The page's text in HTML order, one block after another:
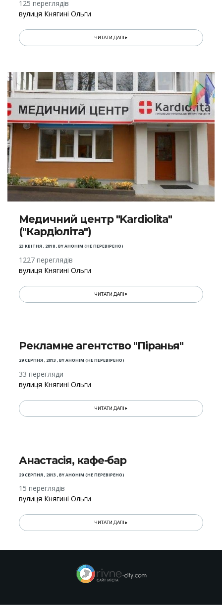
125 переглядів
вулиця Княгині Ольги
ЧИТАТИ ДАЛІ
Медичний центр "Kardiolita"
("Кардіоліта")
23 КВІТНЯ , 2018,BYАНОНІМ (НЕ ПЕРЕВІРЕНО)
1227 переглядів
вулиця Княгині Ольги
ЧИТАТИ ДАЛІ
Рекламне агентство "Піранья"
29 СЕРПНЯ , 2013 ,BYАНОНІМ (НЕ ПЕРЕВІРЕНО)
33 перегляди
вулиця Княгині Ольги
ЧИТАТИ ДАЛІ
Анастасія, кафе-бар
29 СЕРПНЯ , 2013 ,BYАНОНІМ (НЕ ПЕРЕВІРЕНО)
15 переглядів
вулиця Княгині Ольги
ЧИТАТИ ДАЛІ